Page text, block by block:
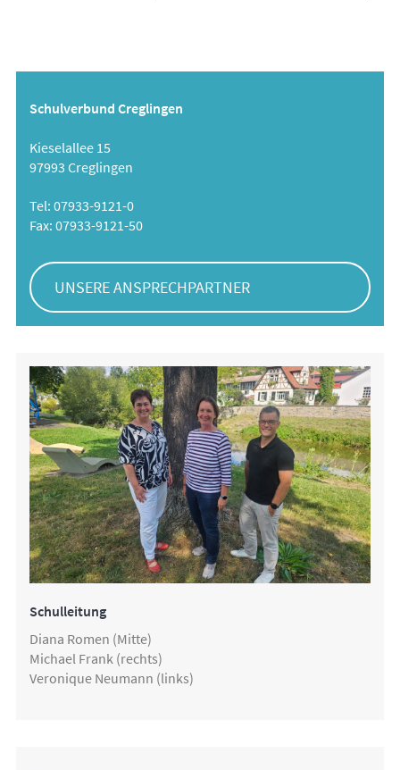
Schulverbund Creglingen
Kieselallee 15
97993 Creglingen
Tel: 07933-9121-0
Fax: 07933-9121-50
UNSERE ANSPRECHPARTNER
Schulleitung
Diana Romen (Mitte)
Michael Frank (rechts)
Veronique Neumann (links)